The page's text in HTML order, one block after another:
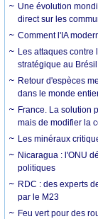
Une évolution
direct sur les
Comment l'IA
Les attaques contre
stratégique au Brésil
Retour d'espèces
dans le monde
France. La solution
mais de modifier la
Les minéraux
Nicaragua : l'ONU
politiques
RDC : des experts
par le M23
Feu vert pour des